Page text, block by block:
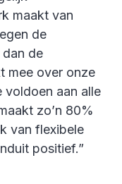
maakt van
de
de
mee over onze
voldoen aan alle
zo’n 80%
van flexibele
positief.”